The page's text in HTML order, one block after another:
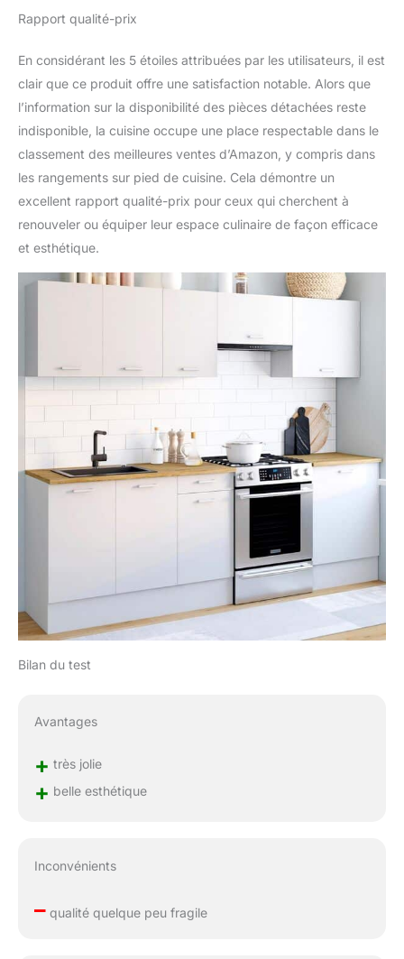
Rapport qualité-prix
En considérant les 5 étoiles attribuées par les utilisateurs, il est
clair que ce produit offre une satisfaction notable. Alors que
l’information sur la disponibilité des pièces détachées reste
indisponible, la cuisine occupe une place respectable dans le
classement des meilleures ventes d’Amazon, y compris dans
les rangements sur pied de cuisine. Cela démontre un
excellent rapport qualité-prix pour ceux qui cherchent à
renouveler ou équiper leur espace culinaire de façon efficace
et esthétique.
Bilan du test
Avantages
+ très jolie
+ belle esthétique
Inconvénients
–qualité quelque peu fragile